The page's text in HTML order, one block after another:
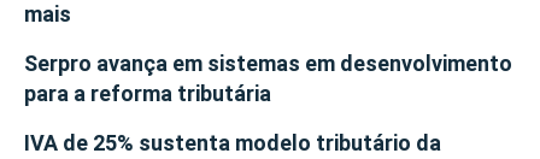
mais
Serpro avança em sistemas em desenvolvimento
para a reforma tributária
IVA de 25% sustenta modelo tributário da